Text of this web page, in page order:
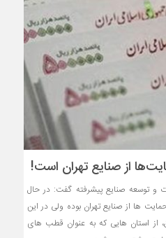
و توسعه صنایع پیشرفته گفت: در حال
و حمایت ها از صنایع تهران بوده ولی در این
از استان هایی که به عنوان قطب های